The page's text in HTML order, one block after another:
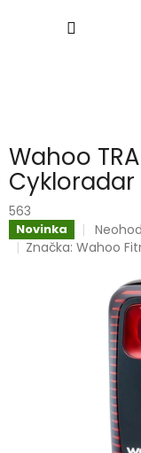
Wahoo
Cykloradar
563
Novinka
0,0
Značka:Wahoo